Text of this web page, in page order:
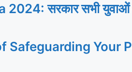
सरकार सभी युवाओं
Safeguarding Your